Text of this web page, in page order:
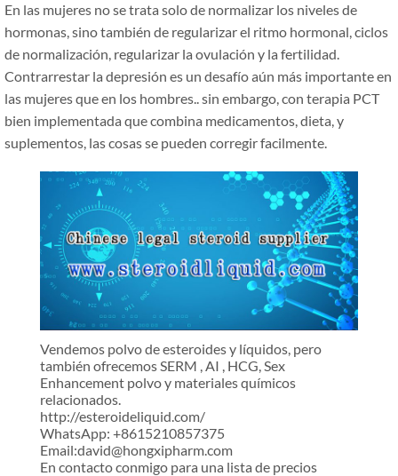
En las mujeres no se trata solo de normalizar los niveles de
hormonas, sino también de regularizar el ritmo hormonal, ciclos
de normalización, regularizar la ovulación y la fertilidad.
Contrarrestar la depresión es un desafío aún más importante en
las mujeres que en los hombres.. sin embargo, con terapia PCT
bien implementada que combina medicamentos, dieta, y
suplementos, las cosas se pueden corregir facilmente.
Vendemos polvo de esteroides y líquidos, pero
también ofrecemos SERM , AI , HCG, Sex
Enhancement polvo y materiales químicos
relacionados.
http://esteroideliquid.com/
WhatsApp: +8615210857375
Email:david@hongxipharm.com
En contacto conmigo para una lista de precios